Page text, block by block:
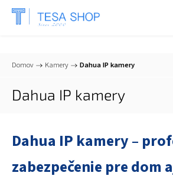
📞+421 903 553 805
Domov / Kamery / Dahua IP kamery
Dahua IP kamery
Dahua IP kamery –
zabezpečenie pre dom